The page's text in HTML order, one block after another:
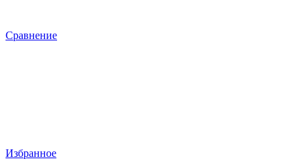
Сравнение
Избранное